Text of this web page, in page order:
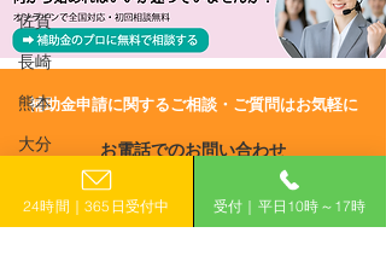
佐賀
長崎
熊本
大分
鹿児島
業再開支援補助金
​補助金申請に関するご相談・ご質問はお気軽に
お電話でのお問い合わせ
0120-399-121
（平日10:00−17:00）
24時間｜365日受付中 受付｜平日10時～17時